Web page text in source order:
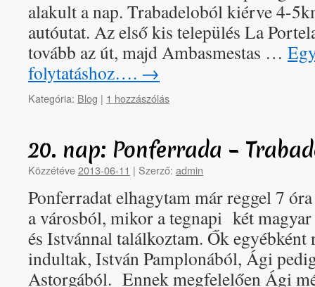
alakult a nap. Trabadeloból kiérve 4-
autóutat. Az első kis település La
tovább az út, majd Ambasmestas …
folytatáshoz…. →
Kategória: Blog | 1 hozzászólás
20. nap: Ponferrada –
Közzétéve2013-06-11 | Szerző: admin
Ponferradat elhagytam már reggel 7
a városból, mikor a tegnapi két
és Istvánnal találkoztam. Ők egyébként
indultak, István Pamplonából, Ági
Astorgából. Ennek megfelelően Ági